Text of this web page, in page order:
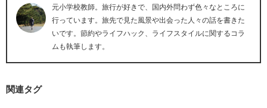
元小学校教師。旅行が好きで、国内外問わず色々なところに
行っています。旅先で見た風景や出会った人々の話を書きた
いです。節約やライフハック、ライフスタイルに関するコラ
ムも執筆します。
関連タグ